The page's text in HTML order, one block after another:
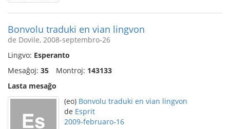
Bonvolu traduki en vian lingvon
de Dovile, 2008-septembro-26
Lingvo: Esperanto
Mesaĝoj: 35 Montroj: 143133
Lasta mesaĝo
(eo) Bonvolu traduki en vian lingvon
de Esprit
2009-februaro-16